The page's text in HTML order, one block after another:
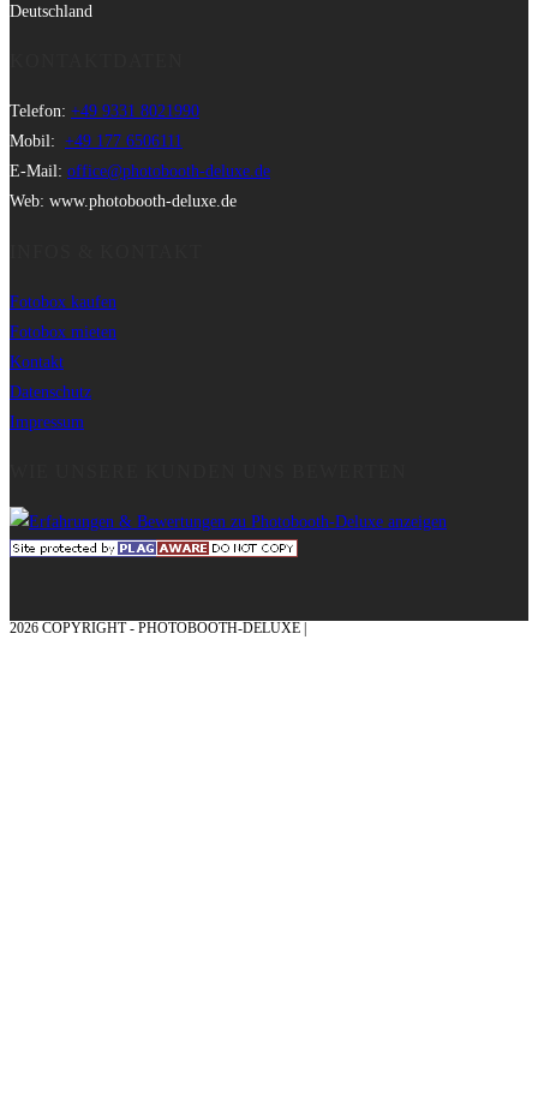
Deutschland
Telefon: +49 9331 8021990
Mobil: +49 177 6506111
E-Mail: office@photobooth-deluxe.de
Web: www.photobooth-deluxe.de
Fotobox kaufen
Fotobox mieten
Kontakt
Datenschutz
Impressum
2026 COPYRIGHT - PHOTOBOOTH-DELUXE |